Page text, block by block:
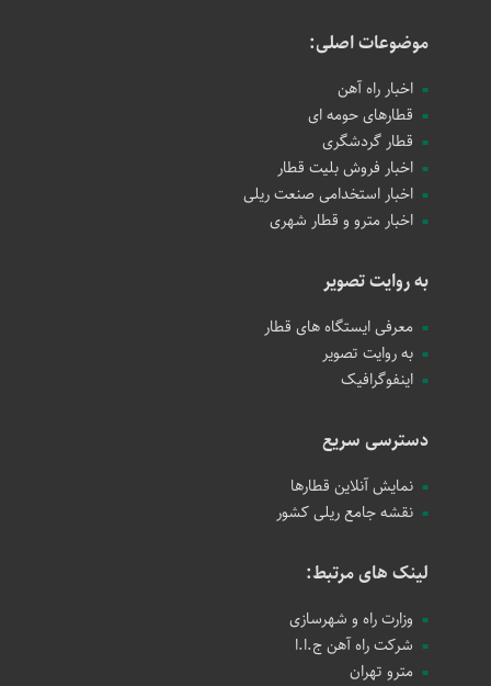
موضوعات اصلی:
اخبار راه آهن
قطارهای حومه ای
قطار گردشگری
اخبار فروش بلیت قطار
اخبار استخدامی صنعت ریلی
اخبار مترو و قطار شهری
به روایت تصویر
معرفی ایستگاه های قطار
به روایت تصویر
اینفوگرافیک
دسترسی سریع
نمایش آنلاین قطارها
نقشه جامع ریلی کشور
لینک های مرتبط:
وزارت راه و شهرسازی
شرکت راه آهن ج.ا.ا
مترو تهران